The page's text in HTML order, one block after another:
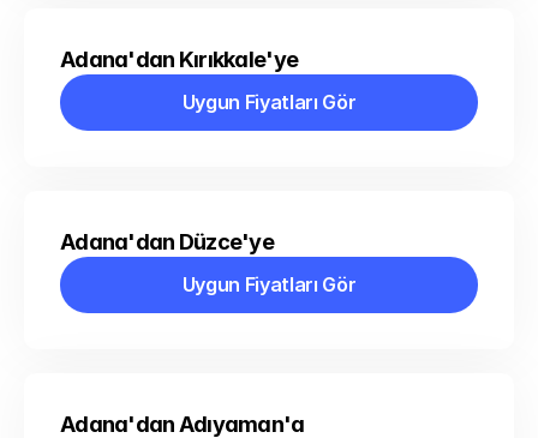
Adana'dan Kırıkkale'ye
Uygun Fiyatları Gör
Uygun Fiyatları Gör
Adana'dan Düzce'ye
Uygun Fiyatları Gör
Uygun Fiyatları Gör
Adana'dan Adıyaman'a